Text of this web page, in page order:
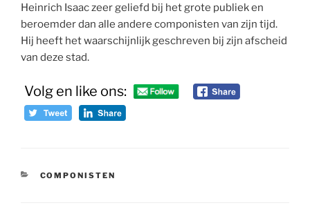
Heinrich Isaac zeer geliefd bij het grote publiek en
beroemder dan alle andere componisten van zijn tijd.
Hij heeft het waarschijnlijk geschreven bij zijn afscheid
van deze stad.
Volg en like ons:
CATEGORIEËN
COMPONISTEN